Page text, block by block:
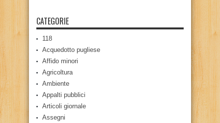
CATEGORIE
118
Acquedotto pugliese
Affido minori
Agricoltura
Ambiente
Appalti pubblici
Articoli giornale
Assegni